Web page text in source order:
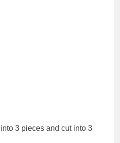
3 pieces and cut into 3